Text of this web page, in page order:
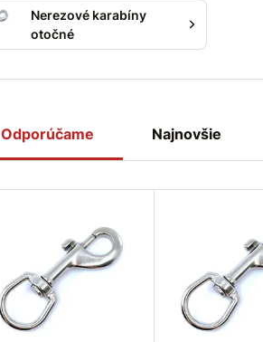
Nerezové karabíny
otočné
Odporúčame Najnovšie